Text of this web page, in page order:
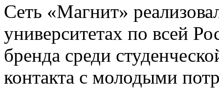
Сеть «Магнит»
университетах по всей
бренда среди
контакта с молодыми